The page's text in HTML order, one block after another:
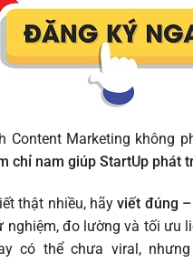
Content Marketing không
chỉ nam giúp StartUp phát
thật nhiều, hãyviết đúng
nghiệm, đo lường và tối ưu
có thể chưa viral, nhưng